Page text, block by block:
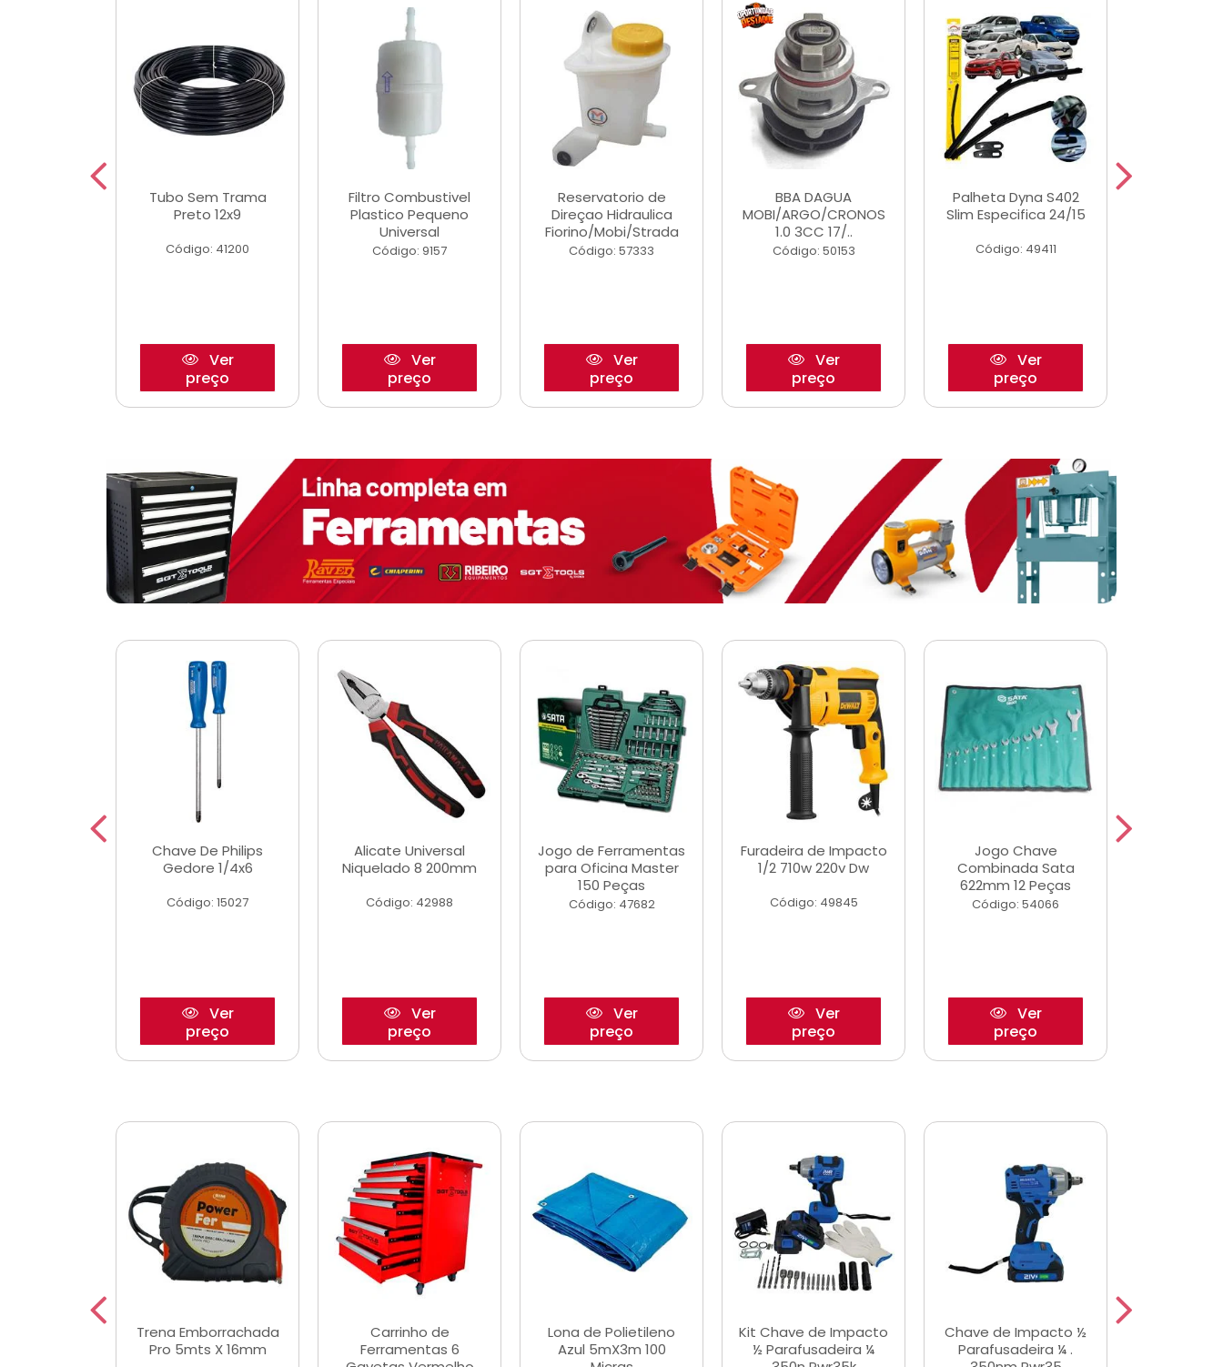
Tubo Sem Trama
Preto 12x9
Código: 41200
Ver
preço
Filtro Combustivel
Plastico Pequeno
Universal
Código: 9157
Ver
preço
Reservatorio de
Direçao Hidraulica
Fiorino/Mobi/Strada
Código: 57333
Ver
preço
BBA DAGUA
MOBI/ARGO/CRONOS
1.0 3CC 17/..
Código: 50153
Ver
preço
Palheta Dyna S402
Slim Especifica 24/15
Código: 49411
Ver
preço
Chave De Philips
Gedore 1/4x6
Código: 15027
Ver
preço
Alicate Universal
Niquelado 8 200mm
Código: 42988
Ver
preço
Jogo de Ferramentas
para Oficina Master
150 Peças
Código: 47682
Ver
preço
Furadeira de Impacto
1/2 710w 220v Dw
Código: 49845
Ver
preço
Jogo Chave
Combinada Sata
622mm 12 Peças
Código: 54066
Ver
preço
Trena Emborrachada
Pro 5mts X 16mm
Carrinho de
Ferramentas 6
Lona de Polietileno
Azul 5mX3m 100
Kit Chave de Impacto
½ Parafusadeira ¼
Chave de Impacto ½
Parafusadeira ¼ .